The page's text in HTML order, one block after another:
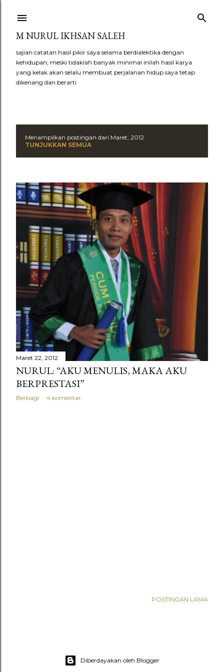
M NURUL IKHSAN SALEH
sajian catatan hasil pikir saya selama berdialektika dengan
kehidupan; meski tidaklah banyak minimal inilah hasil karya
yang kelak akan selalu membuat perjalanan hidup saya tetap
dikenang dan berarti
s
t
n
g
a
n
Menampilkan postingan dari Maret, 2012
TUNJUKKAN SEMUA
Maret 22, 2012
NURUL: “AKU MENULIS, MAKA AKU
BERPRESTASI”
Berbagi 4 komentar
POSTINGAN LAMA
Diberdayakan oleh Blogger